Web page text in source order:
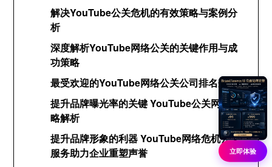
解决YouTube公关危机的有效策略与案例分
析
深度解析YouTube网络公关的关键作用与成
功策略
最受欢迎的YouTube网络公关公司排名分析
提升品牌曝光率的关键 YouTube公关网络策
略解析
提升品牌形象的利器 YouTube网络危机公关
服务助力企业重塑声誉
立即体验